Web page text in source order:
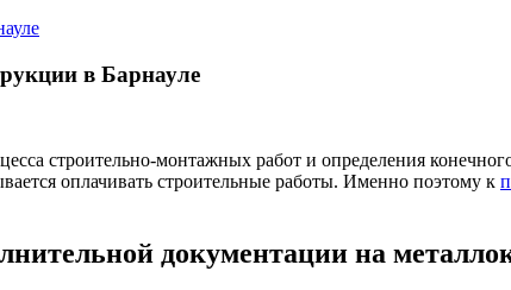
в Барнауле
строительно-монтажных работ и определения
оплачивать строительные работы. Именно поэтому к
документации на